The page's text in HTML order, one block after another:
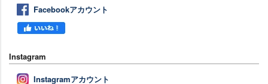
Facebookアカウント
Instagram
Instagramアカウント